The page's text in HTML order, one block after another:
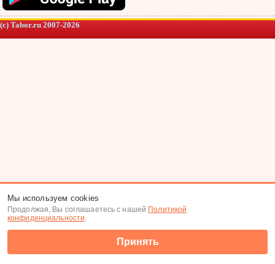
(c) Tabor.ru 2007-2026
Мы используем cookies
Продолжая, Вы соглашаетесь с нашей Политикой
конфиденциальности.
Принять